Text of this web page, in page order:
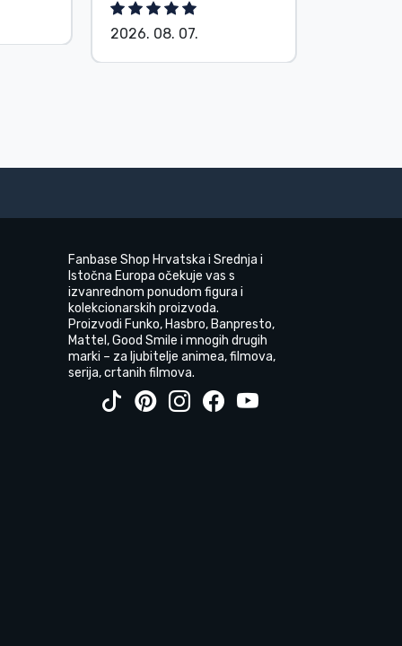
2026. 08. 07.
Fanbase Shop Hrvatska i Srednja i
Istočna Europa očekuje vas s
izvanrednom ponudom figura i
kolekcionarskih proizvoda.
Proizvodi Funko, Hasbro, Banpresto,
Mattel, Good Smile i mnogih drugih
marki – za ljubitelje animea, filmova,
serija, crtanih filmova.